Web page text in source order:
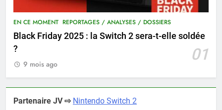
EN CE MOMENT REPORTAGES / ANALYSES / DOSSIERS
Black Friday 2025 : la Switch 2 sera-t-elle soldée
?
01
9 mois ago
Partenaire JV ⇨ Nintendo Switch 2